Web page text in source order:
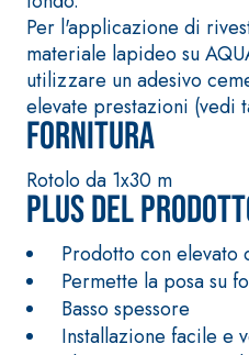
Per l'applicazione di
materiale lapideo su
utilizzare un adesivo
elevate prestazioni (vedi
Fornitura
Rotolo da 1x30 m
Plus del
Prodotto con elevato
Permette la posa su
Basso spessore
Installazione facile e
riparazione, rasatura
e protezione di
strutture in
calcestruzzo
Sistema ISOLAMENTO
TERMICO FASSATHERM
COLLANTI E RASANTI
A 96 RESPHIRA
Collante-rasante
alleggerito, fibrato,
con calce idraulica